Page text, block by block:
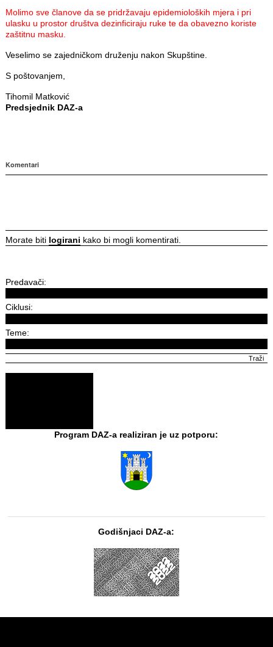
Molimo sve članove da se pridržavaju epidemioloških mjera i pri
ulasku u prostor društva dezinficiraju ruke te da obavezno koriste
zaštitnu masku.
Veselimo se zajedničkom druženju nakon Skupštine.
S poštovanjem,
Tihomil Matković
Predsjednik DAZ-a
Komentari
Morate biti logirani kako bi mogli komentirati.
Predavači:
Ciklusi:
Teme:
Program DAZ-a realiziran je uz potporu:
Godišnjaci DAZ-a: